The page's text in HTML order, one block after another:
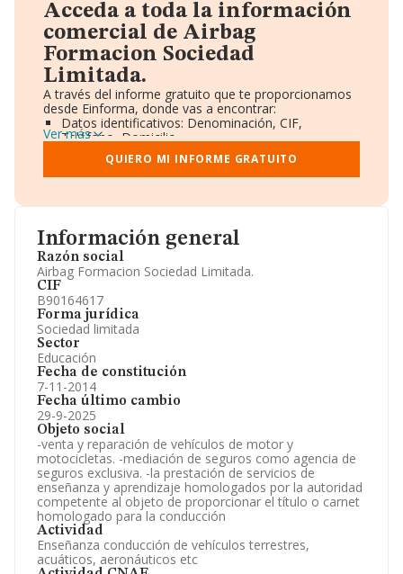
Información general
Razón social
Airbag Formacion Sociedad Limitada.
CIF
B90164617
Forma jurídica
Sociedad limitada
Sector
Educación
Fecha de constitución
7-11-2014
Fecha último cambio
29-9-2025
Objeto social
-venta y reparación de vehículos de motor y
motocicletas. -mediación de seguros como agencia de
seguros exclusiva. -la prestación de servicios de
enseñanza y aprendizaje homologados por la autoridad
competente al objeto de proporcionar el título o carnet
homologado para la conducción
Actividad
Enseñanza conducción de vehículos terrestres,
acuáticos, aeronáuticos etc
Acceda a toda la información
comercial de Airbag
Formacion Sociedad
Limitada.
A través del informe gratuito que te proporcionamos
desde Einforma, donde vas a encontrar:
Datos identificativos: Denominación, CIF,
Teléfono, Domicilio.
Informe Mercantil Completo (BORME).
Gráficos de Evolución Ventas y Empleados.
Consejo de Administración y Administradores.
Accionistas.
Artículos de prensa publicados sobre la empresa.
Información oficial y registral complementaria.
Ver más
QUIERO MI INFORME GRATUITO